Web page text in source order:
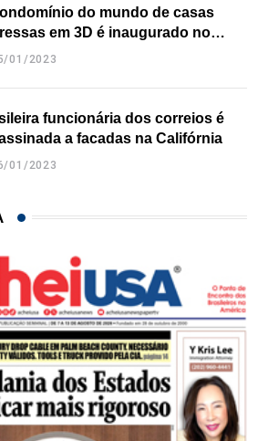
do mundo de casas
em 3D é inaugurado no
01/2023
funcionária dos correios é
a facadas na Califórnia
01/2023